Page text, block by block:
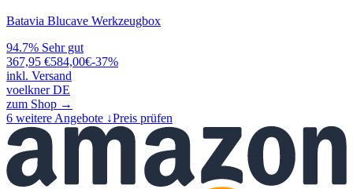
Batavia Blucave Werkzeugbox
94.7% Sehr gut
367,95 €584,00€-37%
inkl. Versand
voelkner DE
zum Shop →
6 weitere Angebote ↓Preis prüfen